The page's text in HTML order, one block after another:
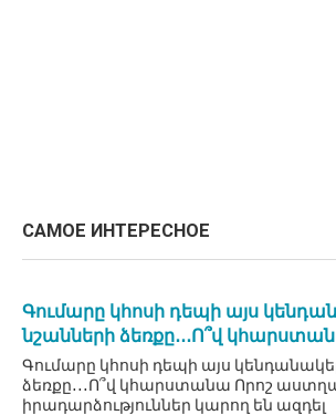
САМОЕ ИНТЕРЕСНОЕ
Գումարը կհոսի դեպի այս
նշանների ձեռքը․․․Ո՞վ
Գումարը կհոսի դեպի այս
ձեռքը․․․Ո՞վ կհարստանա Որոշ
իրադարձություններ կարող են ազդել